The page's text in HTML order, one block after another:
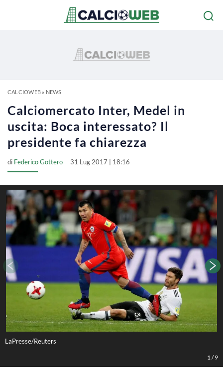
CALCIOWEB» NEWS
Calciomercato Inter, Medel in
uscita: Boca interessato? Il
presidente fa chiarezza
di Federico Gottero 31 Lug 2017 | 18:16
LaPresse/Reuters
1 /9